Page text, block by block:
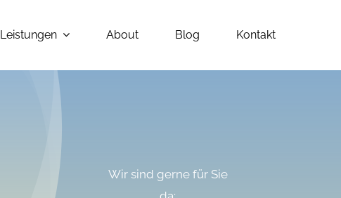
Leistungen About Blog Kontakt
Wir sind gerne für Sie